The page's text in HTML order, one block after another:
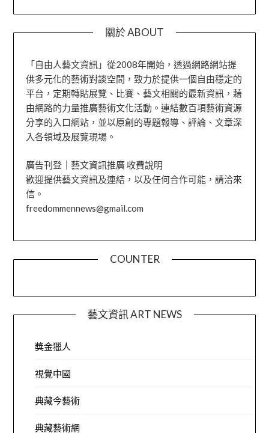
關於 ABOUT
「自由人藝文資訊」從2008年開始，透過網路網站提
供多元化的藝術對談空間，致力於提供一個自由穩定的
平台，定期轉貼展覽、比賽、藝文相關的最新資訊，藉
由網路的力量推廣藝術文化活動。連結數百項藝術資源
分享的入口網站，並以原創的專題報導、評論、文章深
入各領域及展覽現場。
廣告刊登｜藝文資訊推廣 收費說明
歡迎提供藝文資訊及連結，以及任何合作可能，請洽來
信。
freedommennews@gmail.com
COUNTER
藝文資訊 ART NEWS
獎金獵人
視覺中國
典藏今藝術
典藏藝術網